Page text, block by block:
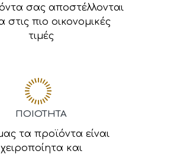
σας αποστέλλονται
στις πιο οικονομικές
τιμές
ΠΟΙΟΤΗΤΑ
τα προϊόντα είναι
χειροποίητα και